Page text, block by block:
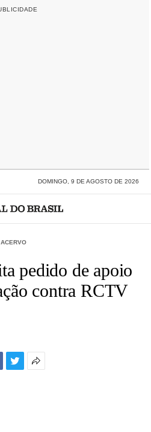
DOMINGO, 9 DE AGOSTO DE 2026
ACERVO
pedido de apoio
contra RCTV